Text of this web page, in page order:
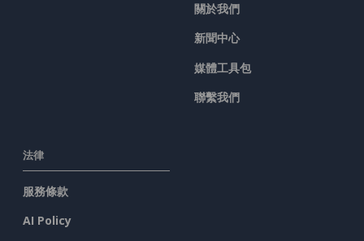
關於我們
新聞中心
媒體工具包
聯繫我們
法律
服務條款
AI Policy